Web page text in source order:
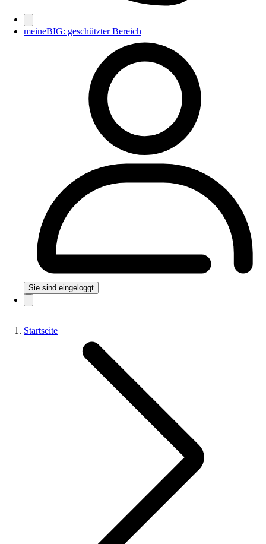
meineBIG: geschützter Bereich
Sie sind eingeloggt
Startseite